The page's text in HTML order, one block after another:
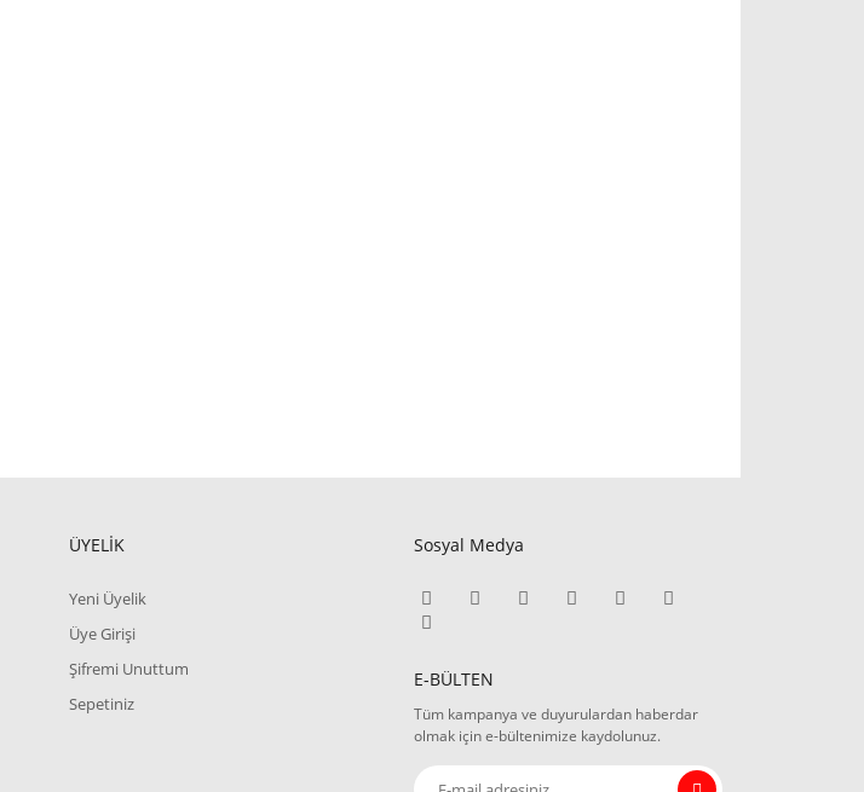
ÜYELİK
Yeni Üyelik
Üye Girişi
Şifremi Unuttum
Sepetiniz
Sosyal Medya
E-BÜLTEN
Tüm kampanya ve duyurulardan haberdar
olmak için e-bültenimize kaydolunuz.